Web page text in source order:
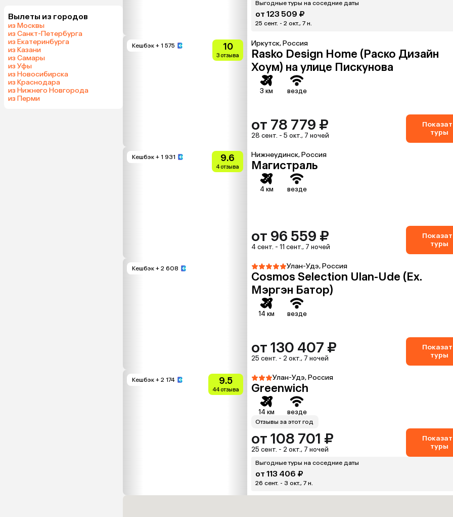
Вылеты из городов
из Москвы
из Санкт-Петербурга
из Екатеринбурга
из Казани
из Самары
из Уфы
из Новосибирска
из Краснодара
из Нижнего Новгорода
из Перми
Выгодные туры на соседние даты
от 123 509 ₽
25 сент. - 2 окт., 7 н.
Кешбэк + 1 575 10
3 отзыва
Иркутск, Россия
Rasko Design Home (Раско Дизайн
Хоум) на улице Пискунова
3 км везде
от 78 779 ₽
28 сент. - 5 окт., 7 ночей
туры
Кешбэк + 1 931 9.6
4 отзыва
Нижнеудинск, Россия
Магистраль
4 км везде
от 96 559 ₽
4 сент. - 11 сент., 7 ночей
туры
Кешбэк + 2 608 Улан-Удэ, Россия
Cosmos Selection Ulan-Ude (Ex.
Мэргэн Батор)
14 км везде
от 130 407 ₽
25 сент. - 2 окт., 7 ночей
туры
Кешбэк + 2 174 9.5
44 отзыва
Улан-Удэ, Россия
Greenwich
14 км везде
Отзывы за этот год
от 108 701 ₽
25 сент. - 2 окт., 7 ночей
туры
Выгодные туры на соседние даты
от 113 406 ₽
26 сент. - 3 окт., 7 н.